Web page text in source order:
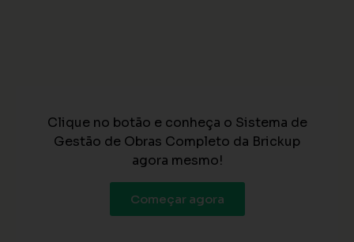
Clique no botão e conheça o Sistema de
Gestão de Obras Completo da Brickup
agora mesmo!
Começar agora